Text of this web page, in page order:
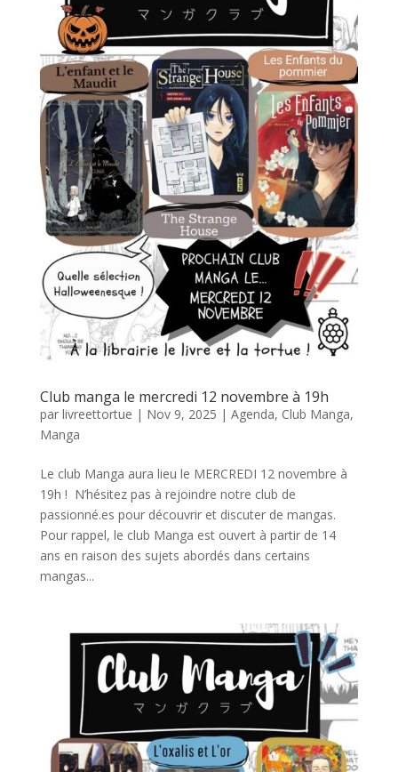
Club manga le mercredi 12 novembre à 19h
par livreettortue | Nov 9, 2025 | Agenda, Club Manga,
Manga
Le club Manga aura lieu le MERCREDI 12 novembre à
19h ! N’hésitez pas à rejoindre notre club de
passionné.es pour découvrir et discuter de mangas.
Pour rappel, le club Manga est ouvert à partir de 14
ans en raison des sujets abordés dans certains
mangas...